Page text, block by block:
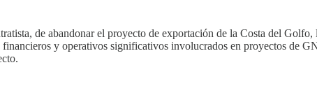
de abandonar el proyecto de exportación de la Costa del Golfo,
y operativos significativos involucrados en proyectos de